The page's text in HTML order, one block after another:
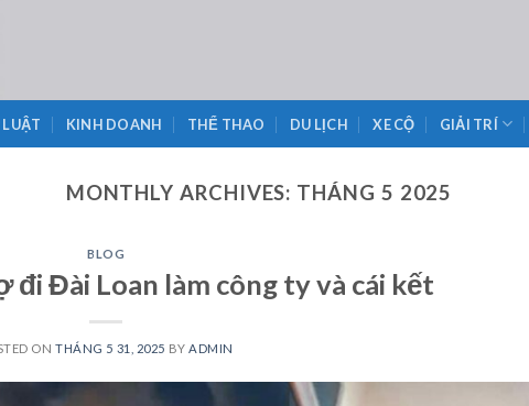
LUẬT KINH DOANH THỂ THAO DU LỊCH XE CỘ GIẢI TRÍ
MONTHLY ARCHIVES: THÁNG 5 2025
BLOG
đi Đài Loan làm công ty và cái kết
ONTHÁNG 5 31, 2025 BYADMIN